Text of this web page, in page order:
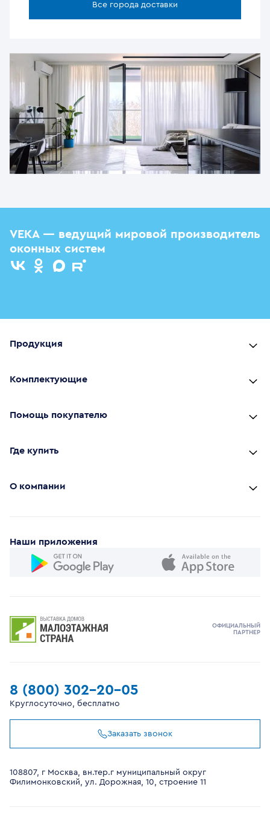
Все города доставки
VEKA — ведущий мировой производитель
оконных систем
Продукция
Комплектующие
Помощь покупателю
Где купить
О компании
Наши приложения
8 (800) 302-20-05
Круглосуточно, бесплатно
Заказать звонок
ОФИЦИАЛЬНЫЙ
ПАРТНЕР
108807, г Москва, вн.тер.г муниципальный округ
Филимонковский, ул. Дорожная, 10, строение 11